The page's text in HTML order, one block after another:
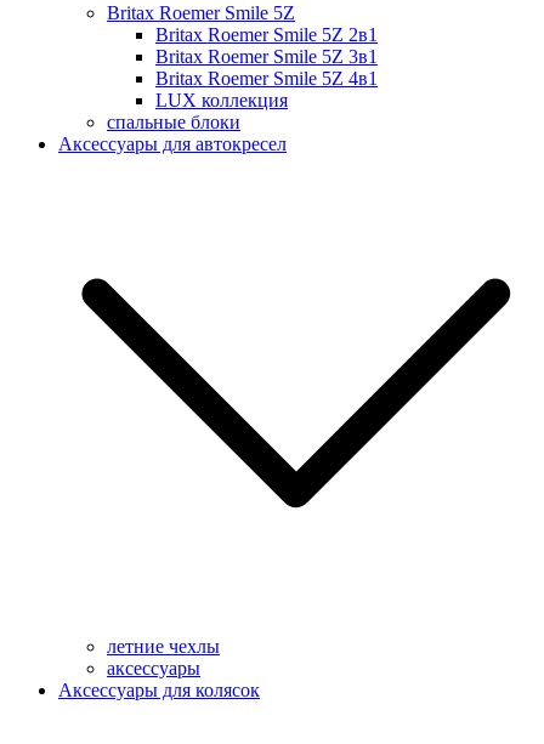
Britax Roemer Smile 5Z
Britax Roemer Smile 5Z 2в1
Britax Roemer Smile 5Z 3в1
Britax Roemer Smile 5Z 4в1
LUX коллекция
спальные блоки
Аксессуары для автокресел
летние чехлы
аксессуары
Аксессуары для колясок